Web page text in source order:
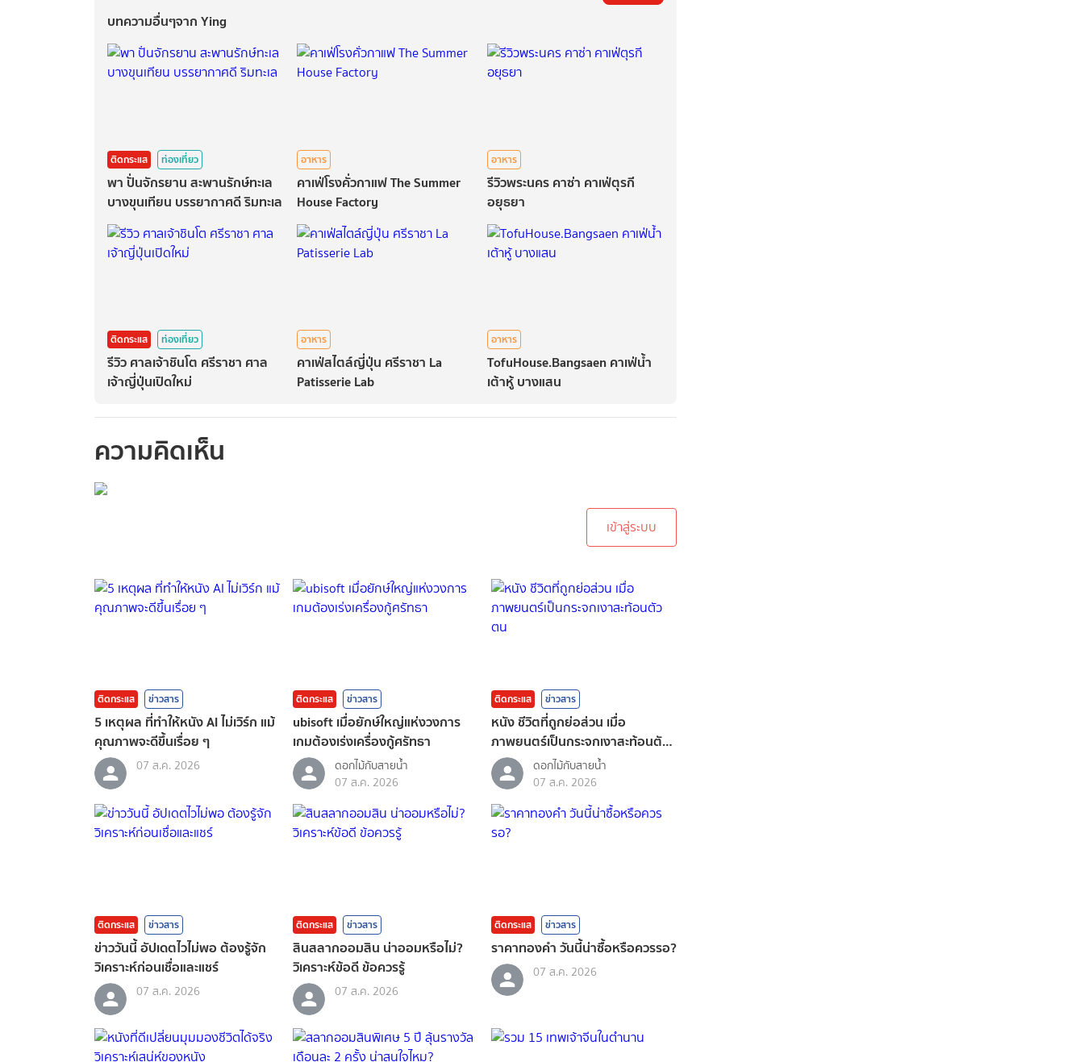
บทความอื่นๆจาก Ying
ติดกระแส ท่องเที่ยว
พา ปั่นจักรยาน สะพานรักษ์ทะเล
บางขุนเทียน บรรยากาศดี ริมทะเล
อาหาร
คาเฟ่โรงคั่วกาแฟ The Summer
House Factory
อาหาร
รีวิวพระนคร คาซ่า คาเฟ่ตุรกี
อยุธยา
ติดกระแส ท่องเที่ยว
รีวิว ศาลเจ้าชินโต ศรีราชา ศาล
เจ้าญี่ปุ่นเปิดใหม่
อาหาร
คาเฟ่สไตล์ญี่ปุ่น ศรีราชา La
Patisserie Lab
อาหาร
TofuHouse.Bangsaen คาเฟ่น้ำ
เต้าหู้ บางแสน
ความคิดเห็น
เข้าสู่ระบบ
ติดกระแส ข่าวสาร
5 เหตุผล ที่ทำให้หนัง AI ไม่เวิร์ก แม้
คุณภาพจะดีขึ้นเรื่อย ๆ
07 ส.ค. 2026
ติดกระแส ข่าวสาร
ubisoft เมื่อยักษ์ใหญ่แห่งวงการ
เกมต้องเร่งเครื่องกู้ศรัทธา
ดอกไม้กับสายน้ำ
07 ส.ค. 2026
ติดกระแส ข่าวสาร
หนัง ชีวิตที่ถูกย่อส่วน เมื่อ
ภาพยนตร์เป็นกระจกเงาสะท้อนตัว
ตน
ดอกไม้กับสายน้ำ
07 ส.ค. 2026
ติดกระแส ข่าวสาร
ข่าววันนี้ อัปเดตไวไม่พอ ต้องรู้จัก
วิเคราะห์ก่อนเชื่อและแชร์
07 ส.ค. 2026
ติดกระแส ข่าวสาร
สินสลากออมสิน น่าออมหรือไม่?
วิเคราะห์ข้อดี ข้อควรรู้
07 ส.ค. 2026
ติดกระแส ข่าวสาร
ราคาทองคํา วันนี้น่าซื้อหรือควรรอ?
07 ส.ค. 2026